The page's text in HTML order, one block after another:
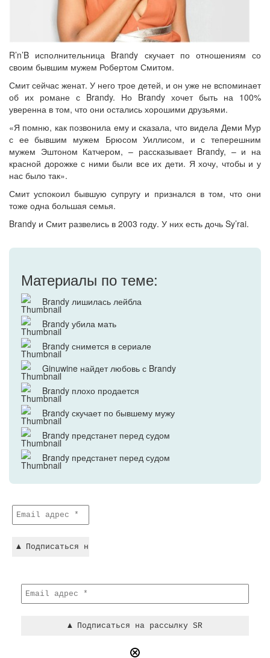
R’n’B исполнительница Brandy скучает по отношениям со
своим бывшим мужем Робертом Смитом.
Смит сейчас женат. У него трое детей, и он уже не вспоминает
об их романе с Brandy. Но Brandy хочет быть на 100%
уверенна в том, что они остались хорошими друзьями.
«Я помню, как позвонила ему и сказала, что видела Деми Мур
с ее бывшим мужем Брюсом Уиллисом, и с теперешним
мужем Эштоном Катчером, – рассказывает Brandy, – и на
красной дорожке с ними были все их дети. Я хочу, чтобы и у
нас было так».
Смит успокоил бывшую супругу и признался в том, что они
тоже одна большая семья.
Brandy и Смит развелись в 2003 году. У них есть дочь Sy’rai.
Материалы по теме:
Brandy лишилась лейбла
Brandy убила мать
Brandy снимется в сериале
Ginuwine найдет любовь с Brandy
Brandy плохо продается
Brandy скучает по бывшему мужу
Brandy предстанет перед судом
Brandy предстанет перед судом